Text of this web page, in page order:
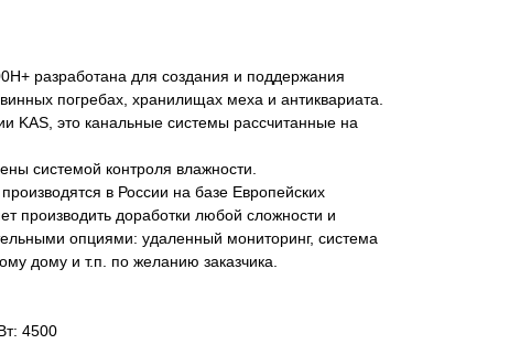
разработана для создания и поддержания
погребах, хранилищах меха и антиквариата.
KAS, это канальные системы рассчитанные на
системой контроля влажности.
в России на базе Европейских
производить доработки любой сложности и
опциями: удаленный мониторинг, система
дому и т.п. по желанию заказчика.
4500